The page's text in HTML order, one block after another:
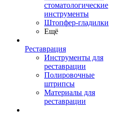
стоматологические
инструменты
Штопфер-гладилки
Ещё
Реставрация
Инструменты для
реставрации
Полировочные
штрипсы
Материалы для
реставрации